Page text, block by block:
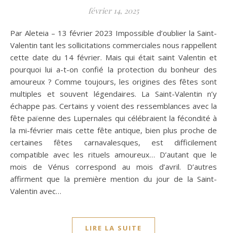
février 14, 2025
Par Aleteia – 13 février 2023 Impossible d’oublier la Saint-
Valentin tant les sollicitations commerciales nous rappellent
cette date du 14 février. Mais qui était saint Valentin et
pourquoi lui a-t-on confié la protection du bonheur des
amoureux ? Comme toujours, les origines des fêtes sont
multiples et souvent légendaires. La Saint-Valentin n’y
échappe pas. Certains y voient des ressemblances avec la
fête païenne des Lupernales qui célébraient la fécondité à
la mi-février mais cette fête antique, bien plus proche de
certaines fêtes carnavalesques, est difficilement
compatible avec les rituels amoureux… D’autant que le
mois de Vénus correspond au mois d’avril. D’autres
affirment que la première mention du jour de la Saint-
Valentin avec…
LIRE LA SUITE